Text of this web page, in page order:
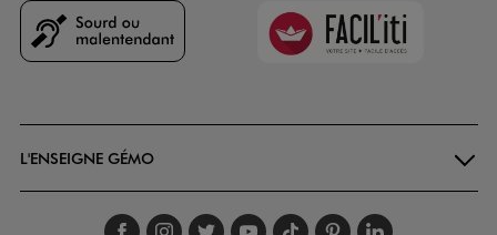
Faciliti
L'ENSEIGNE GÉMO